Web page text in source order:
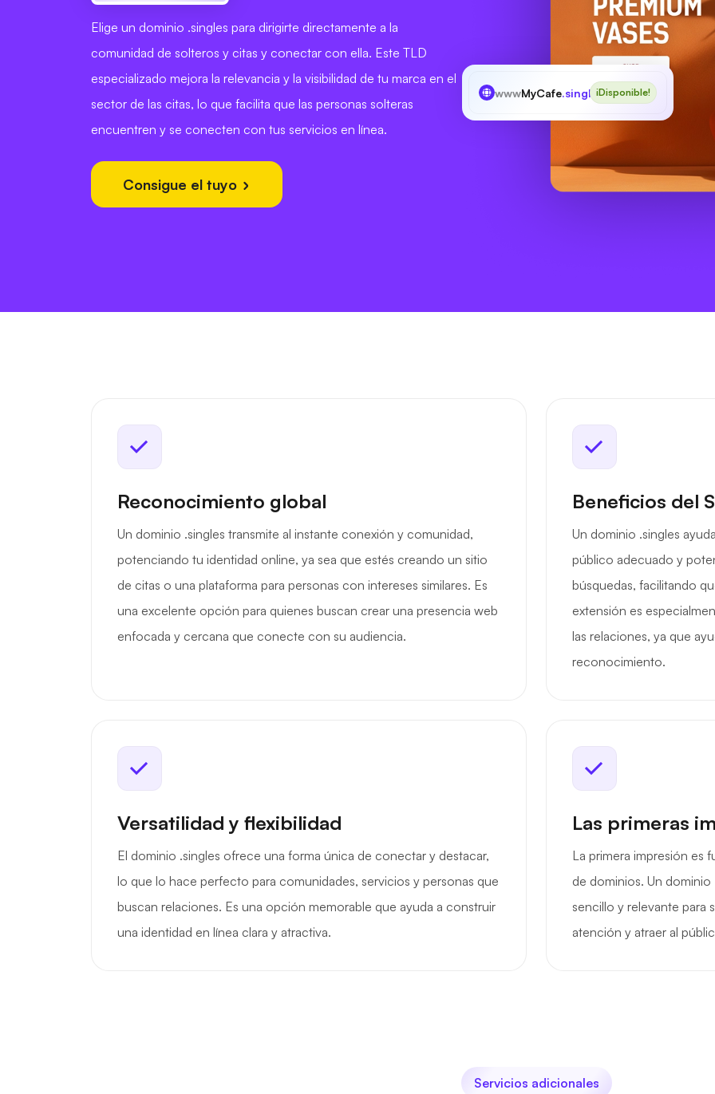
Elige un dominio .singles para dirigirte directamente a la
comunidad de solteros y citas y conectar con ella. Este TLD
especializado mejora la relevancia y la visibilidad de tu marca en el
sector de las citas, lo que facilita que las personas solteras
encuentren y se conecten con tus servicios en línea.
Consigue el tuyo
wwwMyCafe.singles¡Disponible!
Reconocimiento global
Un dominio .singles transmite al instante conexión y comunidad,
potenciando tu identidad online, ya sea que estés creando un sitio
de citas o una plataforma para personas con intereses similares. Es
una excelente opción para quienes buscan crear una presencia web
enfocada y cercana que conecte con su audiencia.
Beneficios del
Un dominio .singles
público adecuado y
búsquedas, facilitando
extensión es
las relaciones, ya que
reconocimiento.
Versatilidad y flexibilidad
El dominio .singles ofrece una forma única de conectar y destacar,
lo que lo hace perfecto para comunidades, servicios y personas que
buscan relaciones. Es una opción memorable que ayuda a construir
una identidad en línea clara y atractiva.
Las primeras
La primera impresión es
de dominios. Un
sencillo y relevante para
atención y atraer al
Servicios adicionales